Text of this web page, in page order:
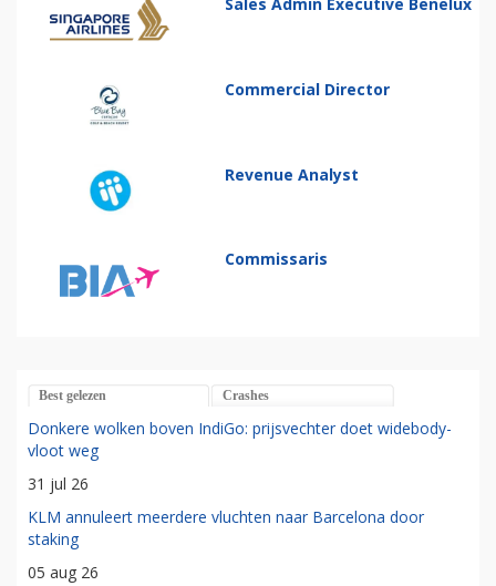
Sales Admin Executive Benelux
Commercial Director
Revenue Analyst
Commissaris
Best gelezen Crashes
Donkere wolken boven IndiGo: prijsvechter doet widebody-
vloot weg
31 jul 26
KLM annuleert meerdere vluchten naar Barcelona door
staking
05 aug 26